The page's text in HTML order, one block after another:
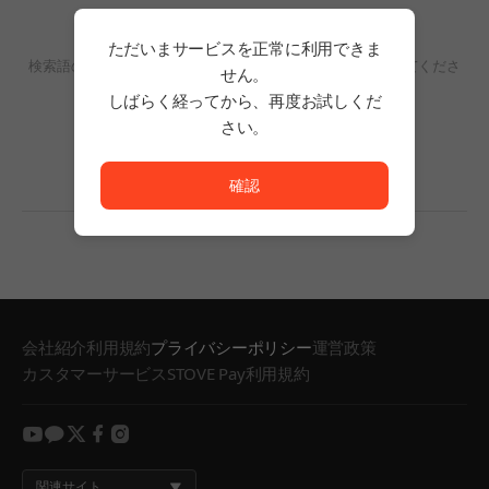
検索結果がありません。
検索語の単語数を減らすか、フィルタリングの条件を変更してくださ
い。
検索結果がありません。
会社紹介利用規約プライバシーポリシー運営政策
カスタマーサービスSTOVE Pay利用規約
youtube
kakao
twitter
facebook
instagram
ただいまサービスを正常に利用できま
せん。
しばらく経ってから、再度お試しくだ
さい。
確認